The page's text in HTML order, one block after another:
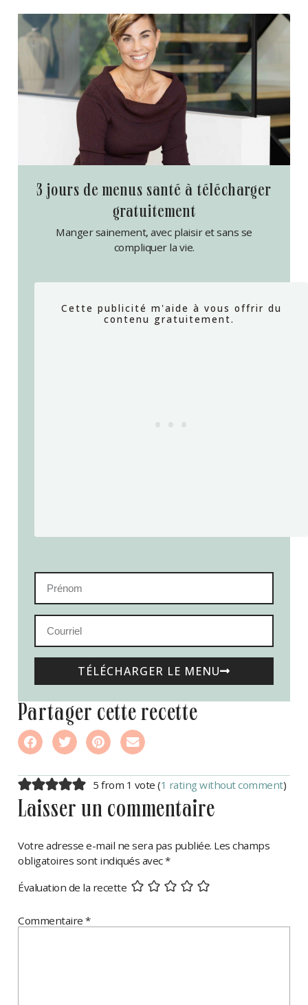
3 jours de menus santé à télécharger
gratuitement
Manger sainement, avec plaisir et sans se
compliquer la vie.
TÉLÉCHARGER LE MENU
partager cette recette
5 from 1 vote (1 rating without comment)
laisser un commentaire
Votre adresse e-mail ne sera pas publiée. Les champs
obligatoires sont indiqués avec*
Évaluation de la recette
Commentaire*